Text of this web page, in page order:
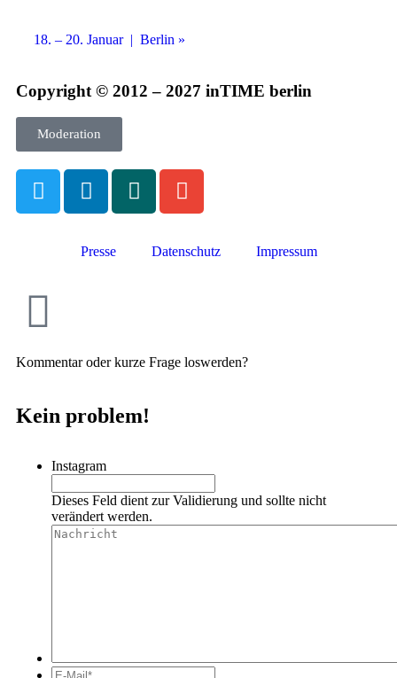
18. – 20. Januar | Berlin »
Copyright © 2012 – 2027 inTIME berlin
Moderation
Presse Datenschutz Impressum
Kommentar oder kurze Frage loswerden?
Kein problem!
Instagram
Dieses Feld dient zur Validierung und sollte nicht
verändert werden.